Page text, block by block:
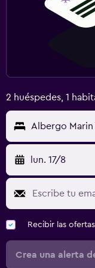
2 huéspedes, 1
Albergo Marin
lun. 17/8
Recibir las
Crea una alerta